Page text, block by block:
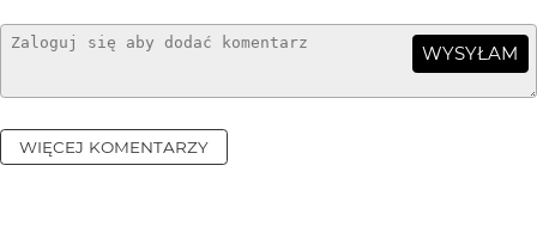
WYSYŁAM
WIĘCEJ KOMENTARZY